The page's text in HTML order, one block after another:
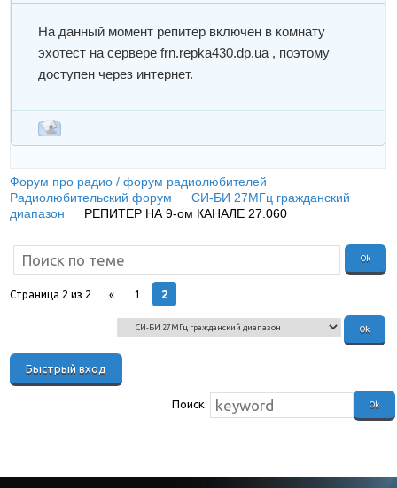
На данный момент репитер включен в комнату
эхотест на сервере frn.repka430.dp.ua , поэтому
доступен через интернет.
Форум про радио / форум радиолюбителей
Радиолюбительский форум
СИ-БИ 27МГц гражданский
диапазон
РЕПИТЕР НА 9-ом КАНАЛЕ 27.060
Страница 2 из 2 « 1 2
Поиск: